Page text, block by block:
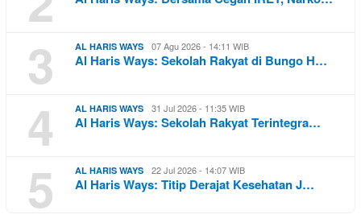
3 AL HARIS WAYS 07 Agu 2026 - 14:11 WIB
Al Haris Ways: Sekolah Rakyat di Bungo H…
4 AL HARIS WAYS 31 Jul 2026 - 11:35 WIB
Al Haris Ways: Sekolah Rakyat Terintegra…
5 AL HARIS WAYS 22 Jul 2026 - 14:07 WIB
Al Haris Ways: Titip Derajat Kesehatan J…